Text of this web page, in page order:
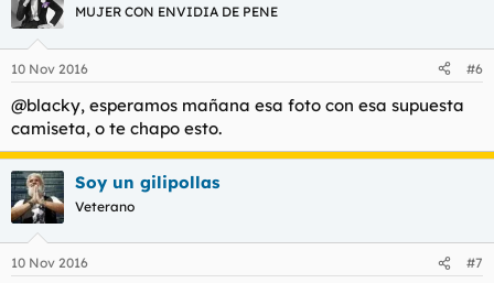
MUJER CON ENVIDIA DE PENE
10 Nov 2016 #6
@blacky, esperamos mañana esa foto con esa supuesta
camiseta, o te chapo esto.
Soy un gilipollas
Veterano
10 Nov 2016 #7